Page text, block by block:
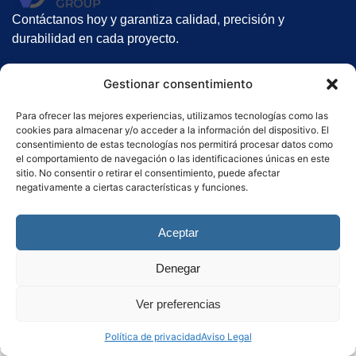
Gestionar consentimiento
Para ofrecer las mejores experiencias, utilizamos tecnologías como las
cookies para almacenar y/o acceder a la información del dispositivo. El
consentimiento de estas tecnologías nos permitirá procesar datos como
el comportamiento de navegación o las identificaciones únicas en este
sitio. No consentir o retirar el consentimiento, puede afectar
negativamente a ciertas características y funciones.
Aceptar
Denegar
Ver preferencias
Política de privacidadAviso Legal
Contáctanos hoy y garantiza calidad, precisión y
durabilidad en cada proyecto.
Nuestros servicios
Gunitado
Alquiler de gunitadoras
Contacto
Haz clic aquí
Copyright 2025. Todos los derechos reservados. Diseñado por